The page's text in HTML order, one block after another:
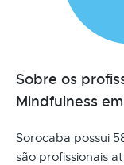
Sobre os
Mindfulness
Sorocaba possui
são profissionais